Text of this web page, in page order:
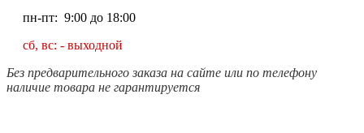
пн-пт: 9:00 до 18:00
сб, вс: - выходной
Без предварительного заказа на сайте или по телефону
наличие товара не гарантируется